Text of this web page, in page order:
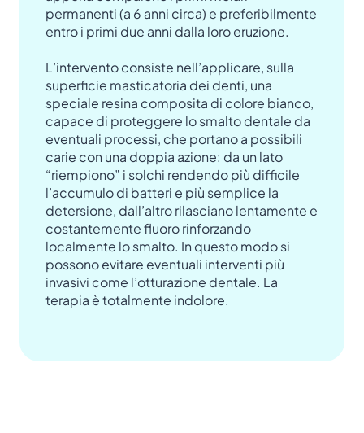
permanenti (a 6 anni circa) e preferibilmente
entro i primi due anni dalla loro eruzione.
L’intervento consiste nell’applicare, sulla
superficie masticatoria dei denti, una
speciale resina composita di colore bianco,
capace di proteggere lo smalto dentale da
eventuali processi, che portano a possibili
carie con una doppia azione: da un lato
“riempiono” i solchi rendendo più difficile
l’accumulo di batteri e più semplice la
detersione, dall’altro rilasciano lentamente e
costantemente fluoro rinforzando
localmente lo smalto. In questo modo si
possono evitare eventuali interventi più
invasivi come l’otturazione dentale. La
terapia è totalmente indolore.